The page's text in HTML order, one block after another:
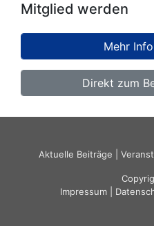
Mitglied werden
Mehr
Direkt zum
Aktuelle Beiträge
Impressum